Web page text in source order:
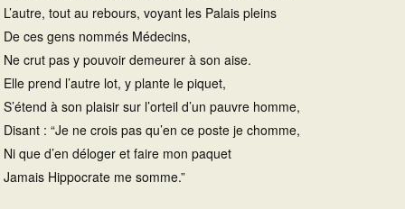
L’autre, tout au rebours, voyant les Palais pleins
De ces gens nommés Médecins,
Ne crut pas y pouvoir demeurer à son aise.
Elle prend l’autre lot, y plante le piquet,
S’étend à son plaisir sur l’orteil d’un pauvre homme,
Disant : “Je ne crois pas qu’en ce poste je chomme,
Ni que d’en déloger et faire mon paquet
Jamais Hippocrate me somme.”